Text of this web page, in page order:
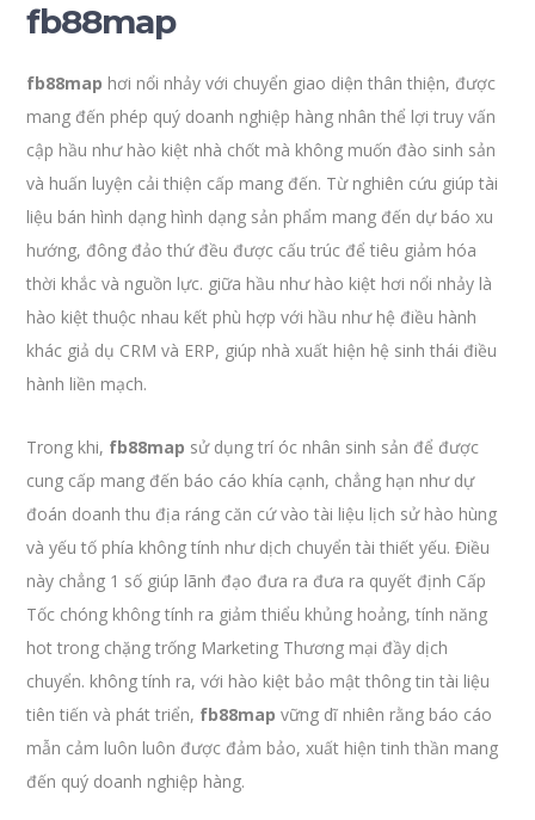
fb88map
fb88map hơi nổi nhảy với chuyển giao diện thân thiện, được
mang đến phép quý doanh nghiệp hàng nhân thể lợi truy vấn
cập hầu như hào kiệt nhà chốt mà không muốn đào sinh sản
và huấn luyện cải thiện cấp mang đến. Từ nghiên cứu giúp tài
liệu bán hình dạng hình dạng sản phẩm mang đến dự báo xu
hướng, đông đảo thứ đều được cấu trúc để tiêu giảm hóa
thời khắc và nguồn lực. giữa hầu như hào kiệt hơi nổi nhảy là
hào kiệt thuộc nhau kết phù hợp với hầu như hệ điều hành
khác giả dụ CRM và ERP, giúp nhà xuất hiện hệ sinh thái điều
hành liền mạch.
Trong khi, fb88map sử dụng trí óc nhân sinh sản để được
cung cấp mang đến báo cáo khía cạnh, chẳng hạn như dự
đoán doanh thu địa ráng căn cứ vào tài liệu lịch sử hào hùng
và yếu tố phía không tính như dịch chuyển tài thiết yếu. Điều
này chẳng 1 số giúp lãnh đạo đưa ra đưa ra quyết định Cấp
Tốc chóng không tính ra giảm thiểu khủng hoảng, tính năng
hot trong chặng trống Marketing Thương mại đầy dịch
chuyển. không tính ra, với hào kiệt bảo mật thông tin tài liệu
tiên tiến và phát triển, fb88map vững dĩ nhiên rằng báo cáo
mẫn cảm luôn luôn được đảm bảo, xuất hiện tinh thần mang
đến quý doanh nghiệp hàng.